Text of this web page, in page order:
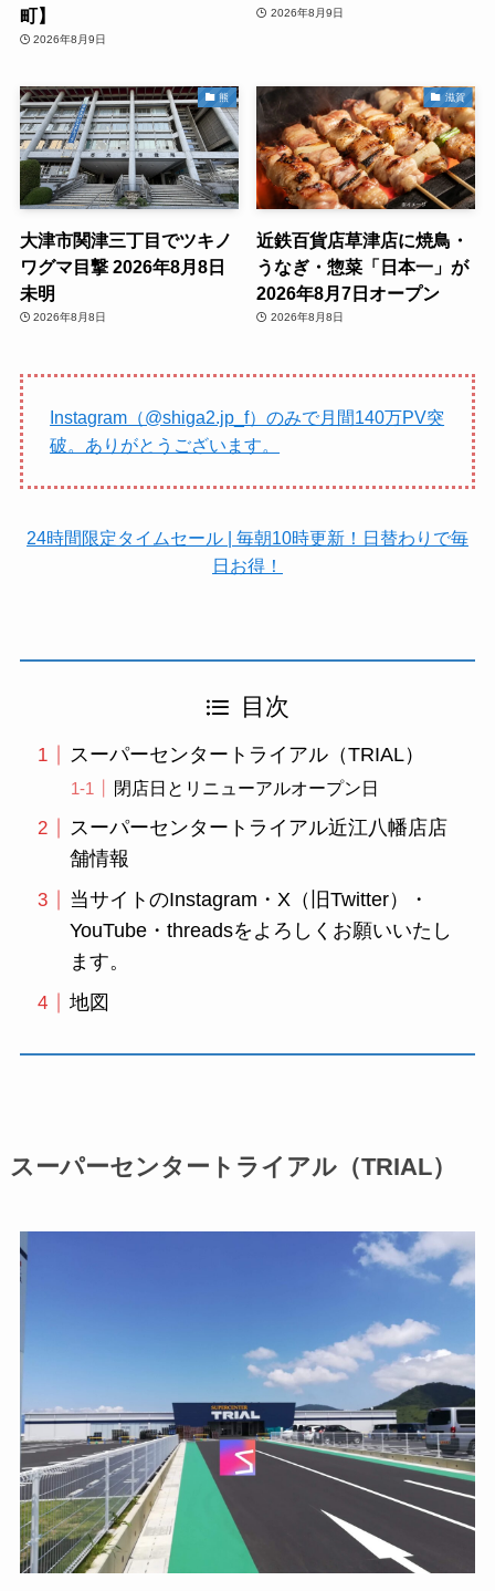
町】
2026年8月9日
2026年8月9日
熊
大津市関津三丁目でツキノ
ワグマ目撃 2026年8月8日
未明
2026年8月8日
滋賀
近鉄百貨店草津店に焼鳥・
うなぎ・惣菜「日本一」が
2026年8月7日オープン
2026年8月8日
Instagram（@shiga2.jp_f）のみで月間140万PV突
破。ありがとうございます。
24時間限定タイムセール | 毎朝10時更新！日替わりで毎
日お得！
目次
スーパーセンタートライアル（TRIAL）
閉店日とリニューアルオープン日
スーパーセンタートライアル近江八幡店店
舗情報
当サイトのInstagram・X（旧Twitter）・
YouTube・threadsをよろしくお願いいたし
ます。
地図
スーパーセンタートライアル（TRIAL）